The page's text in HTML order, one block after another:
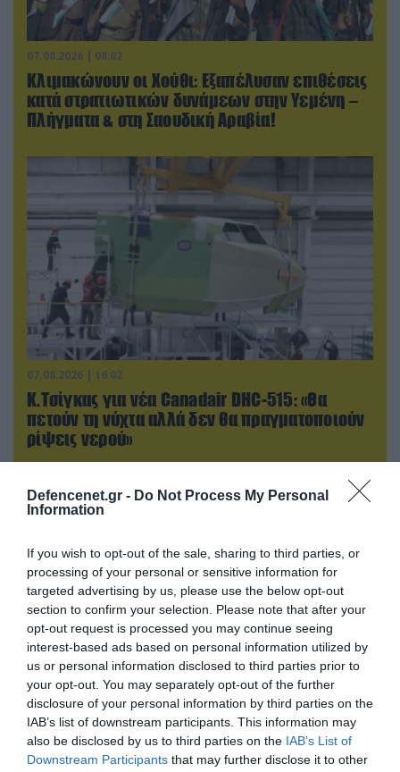
Defencenet.gr - Do Not Process My Personal
Information
If you wish to opt-out of the sale, sharing to third parties, or
processing of your personal or sensitive information for
targeted advertising by us, please use the below opt-out
section to confirm your selection. Please note that after your
opt-out request is processed you may continue seeing
interest-based ads based on personal information utilized by
us or personal information disclosed to third parties prior to
your opt-out. You may separately opt-out of the further
disclosure of your personal information by third parties on the
IAB’s list of downstream participants. This information may
also be disclosed by us to third parties on the IAB’s List of
Downstream Participants that may further disclose it to other
07.08.2026 | 08:02
Κλιμακώνουν οι Χούθι: Eξαπέλυσαν επιθέσεις
κατά στρατιωτικών δυνάμεων στην Υεμένη –
Πλήγματα & στη Σαουδική Αραβία!
07.08.2026 | 16:02
Κ.Τσίγκας για νέα Canadair DHC-515: «Θα
πετούν τη νύχτα αλλά δεν θα πραγματοποιούν
ρίψεις νερού»
07.08.2026 | 08:02
Οι ρωσικές δυνάμεις απέχουν μόλις 5 χλμ.
από Σλαβιάνσκ και Κραματόρσκ στο Ντονέτσκ